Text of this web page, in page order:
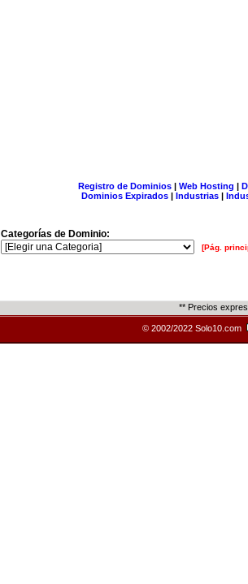
Registro de Dominios| Web Hosting |
Dominios Expirados | Industrias |
Categorías de Dominio:
[Pág.
** Precios
© 2002/2022 Solo10.com